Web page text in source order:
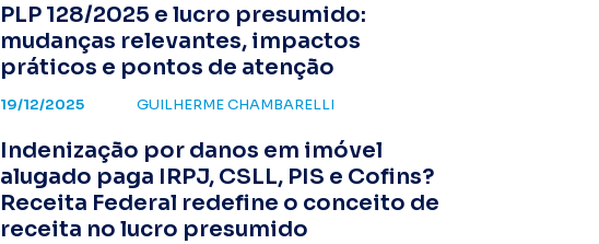
PLP 128/2025 e lucro presumido:
mudanças relevantes, impactos
práticos e pontos de atenção
19/12/2025 GUILHERME CHAMBARELLI
Indenização por danos em imóvel
alugado paga IRPJ, CSLL, PIS e Cofins?
Receita Federal redefine o conceito de
receita no lucro presumido